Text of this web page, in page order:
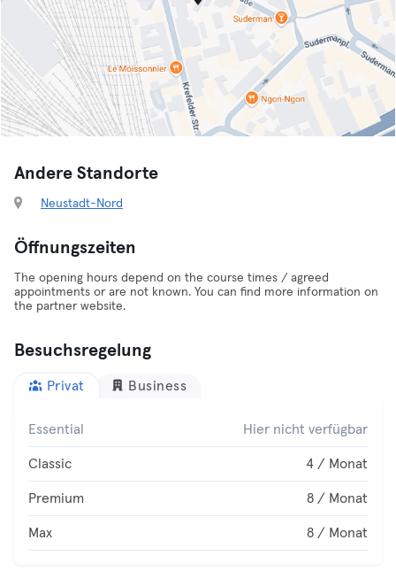
Andere Standorte
Neustadt-Nord
Öffnungszeiten
The opening hours depend on the course times / agreed
appointments or are not known. You can find more information on
the partner website.
Besuchsregelung
Privat Business
Essential Hier nicht verfügbar
Classic 4 / Monat
Premium 8 / Monat
Max 8 / Monat